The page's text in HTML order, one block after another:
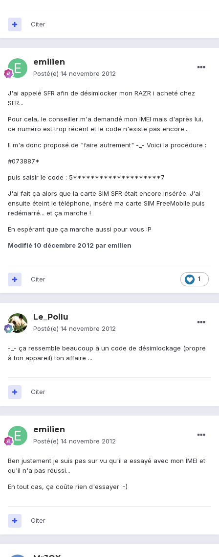
Citer
emilien
Posté(e) 14 novembre 2012
J'ai appelé SFR afin de désimlocker mon RAZR i acheté chez
SFR...
Pour cela, le conseiller m'a demandé mon IMEI mais d'après lui,
ce numéro est trop récent et le code n'existe pas encore...
Il m'a donc proposé de "faire autrement" -_- Voici la procédure :
#073887*
puis saisir le code : 5********************7
J'ai fait ça alors que la carte SIM SFR était encore insérée. J'ai
ensuite éteint le téléphone, inséré ma carte SIM FreeMobile puis
redémarré... et ça marche !
En espérant que ça marche aussi pour vous :P
Modifié 10 décembre 2012 par emilien
1
Citer
Le_Poilu
Posté(e) 14 novembre 2012
-_- ça ressemble beaucoup à un code de désimlockage (propre
à ton appareil) ton affaire ...
Citer
emilien
Posté(e) 14 novembre 2012
Ben justement je suis pas sur vu qu'il a essayé avec mon IMEI et
qu'il n'a pas réussi...
En tout cas, ça coûte rien d'essayer :-)
Citer